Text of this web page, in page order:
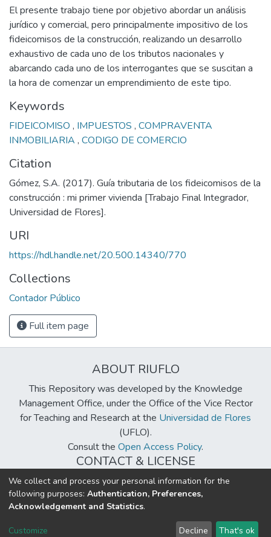
El presente trabajo tiene por objetivo abordar un análisis
jurídico y comercial, pero principalmente impositivo de los
fideicomisos de la construcción, realizando un desarrollo
exhaustivo de cada uno de los tributos nacionales y
abarcando cada uno de los interrogantes que se suscitan a
la hora de comenzar un emprendimiento de este tipo.
Keywords
FIDEICOMISO , IMPUESTOS , COMPRAVENTA
INMOBILIARIA , CODIGO DE COMERCIO
Citation
Gómez, S.A. (2017). Guía tributaria de los fideicomisos de la
construcción : mi primer vivienda [Trabajo Final Integrador,
Universidad de Flores].
URI
https://hdl.handle.net/20.500.14340/770
Collections
Contador Público
Full item page
ABOUT RIUFLO
This Repository was developed by the Knowledge
Management Office, under the Office of the Vice Rector
for Teaching and Research at the Universidad de Flores
(UFLO).
Consult the Open Access Policy.
CONTACT & LICENSE
biblioteca@uflouniversidad.edu.ar
Creative Commons LicenseBY-NC-ND 4.0
DSpace software copyright © 2002-2026 LYRASIS
We collect and process your personal information for the
following purposes: Authentication, Preferences,
Acknowledgement and Statistics.
Customize Decline That's ok